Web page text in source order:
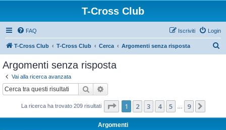
T-Cross Club
FAQ Login
Iscriviti
T-Cross Club T-Cross Club Cerca Argomenti senza risposta
Argomenti senza risposta
Vai alla ricerca avanzata
Cerca
La ricerca ha trovato 209 risultati Pagina di
1 2 3 4 5 9
Argomenti